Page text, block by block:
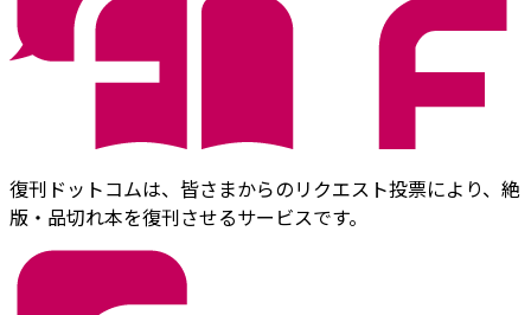
復刊ドットコムは、皆さまからのリクエスト投票により、絶
版・品切れ本を復刊させるサービスです。